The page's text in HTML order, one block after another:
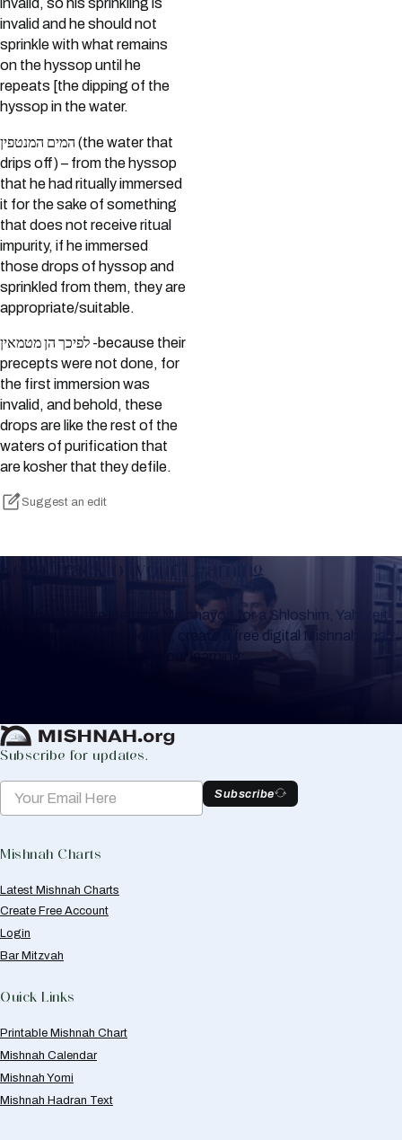
invalid, so his sprinkling is
invalid and he should not
sprinkle with what remains
on the hyssop until he
repeats [the dipping of the
hyssop in the water.
המים המנטפין (the water that
drips off) – from the hyssop
that he had ritually immersed
it for the sake of something
that does not receive ritual
impurity, if he immersed
those drops of hyssop and
sprinkled from them, they are
appropriate/suitable.
לפיכך הן מטמאין -because their
precepts were not done, for
the first immersion was
invalid, and behold, these
drops are like the rest of the
waters of purification that
are kosher that they defile.
Suggest an edit
Keep Track of your Learning
Whether you are learning Mishnayos for a Shloshim, Yahrzeit
or for your own knowledge, create a free digital Mishnah chart
to help you keep track of your learning.
Subscribe for updates.
Subscribe
Mishnah Charts
Latest Mishnah Charts
Create Free Account
Login
Bar Mitzvah
Quick Links
Printable Mishnah Chart
Mishnah Calendar
Mishnah Yomi
Mishnah Hadran Text